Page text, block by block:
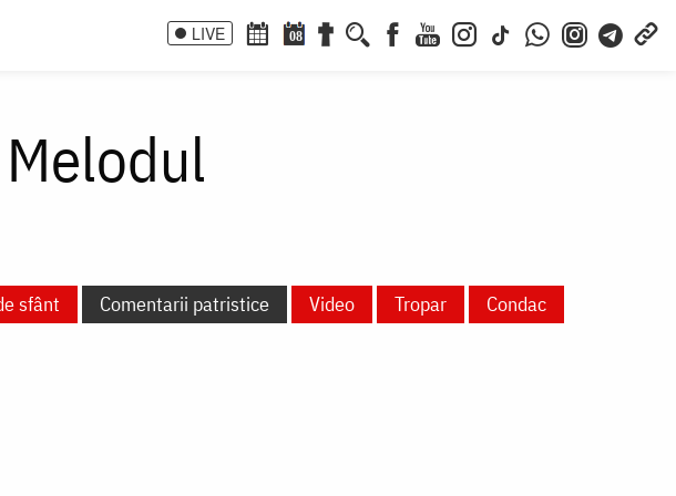
LIVE 08
sfânt Comentarii patristice Video Tropar
Condac